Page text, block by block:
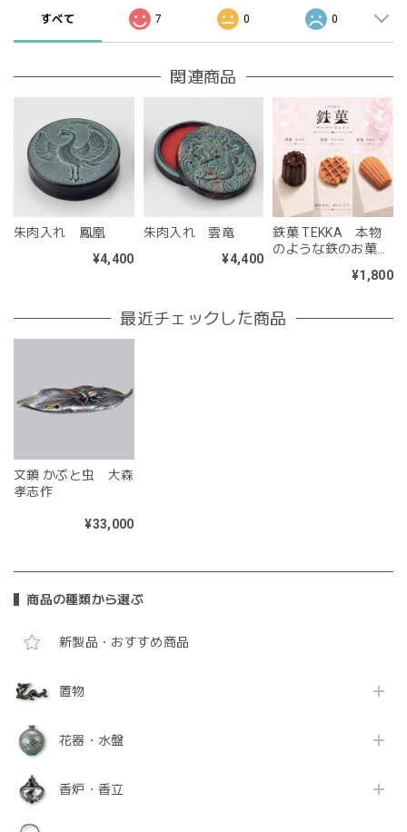
商品の種類から選ぶ
新製品・おすすめ商品
置物
花器・水盤
香炉・香立
すべて 7 0 0
関連商品
朱肉入れ 鳳凰
¥4,400
朱肉入れ 雲竜
¥4,400
鉄菓 TEKKA 本物
のような鉄のお菓子
¥1,800
最近チェックした商品
文鎮 かぶと虫 大森
孝志作
¥33,000